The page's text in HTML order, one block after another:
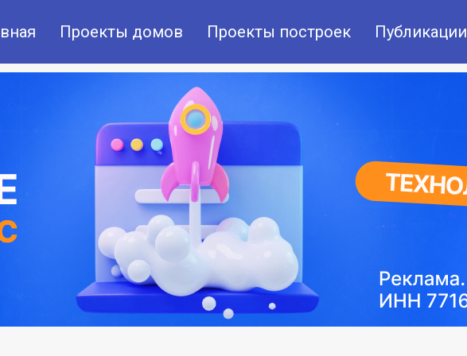
Проекты домов Проекты построек Публикации